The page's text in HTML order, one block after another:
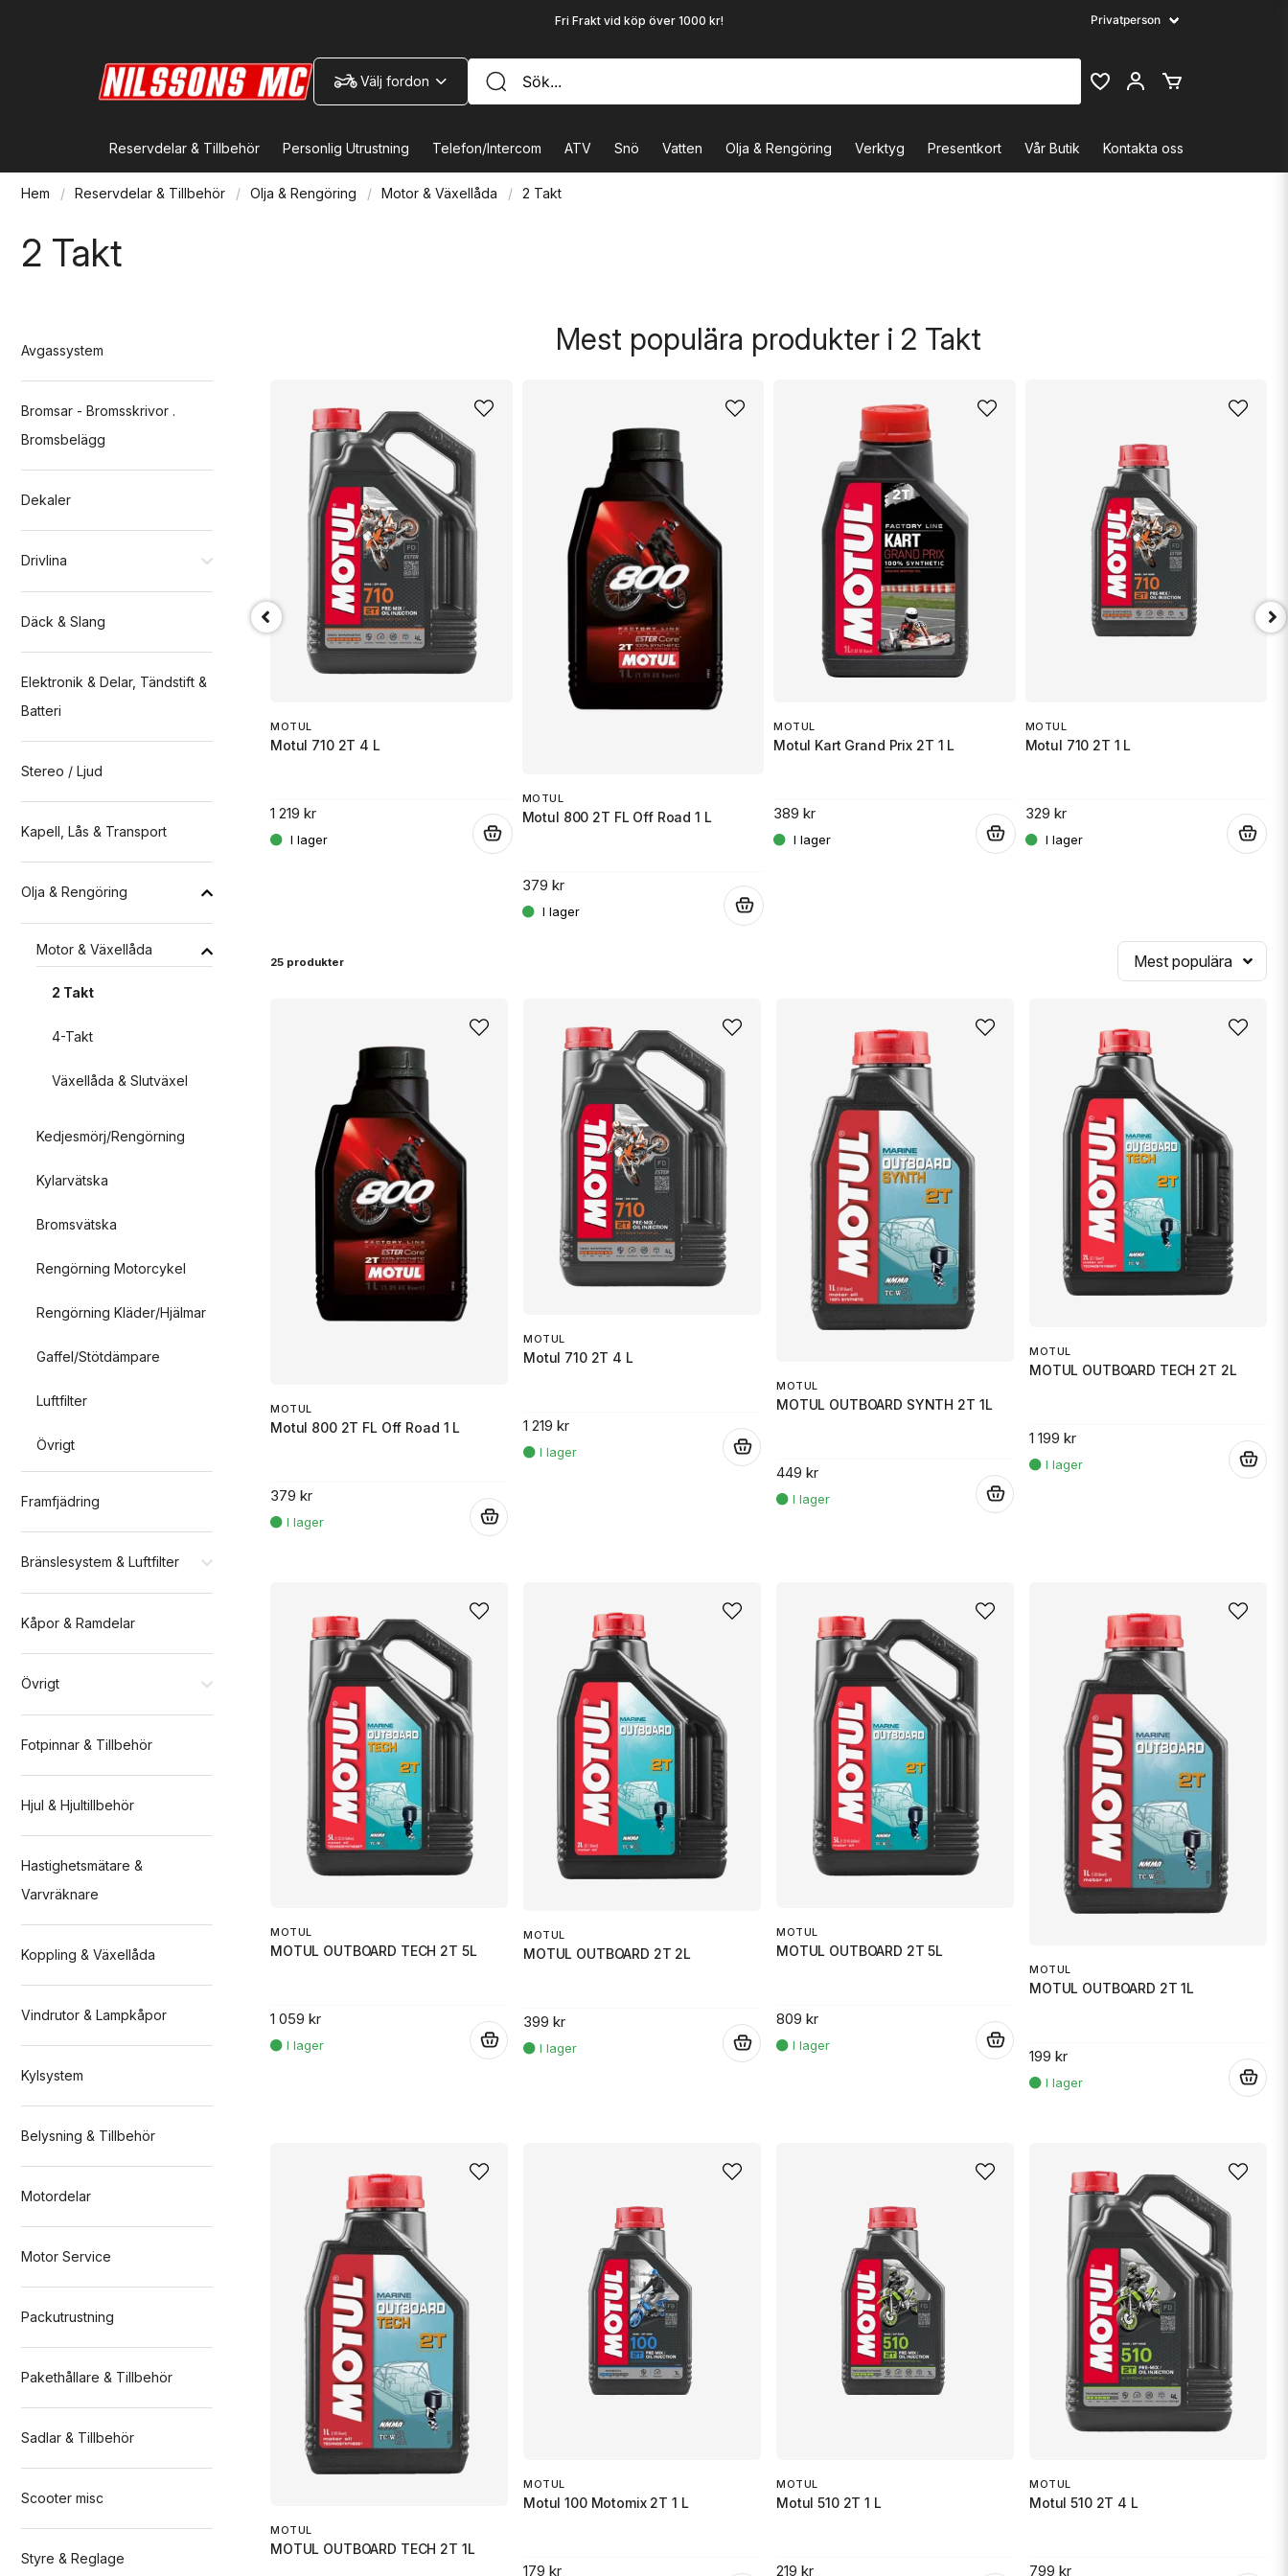
Fri Frakt vid köp över 1000 kr!
Välj fordon
Reservdelar & Tillbehör Personlig Utrustning Telefon/Intercom ATV Snö Vatten Olja & Rengöring Verktyg Presentkort Vår Butik Kontakta oss
Hem Reservdelar & Tillbehör Olja & Rengöring Motor & Växellåda 2 Takt
2 Takt
Avgassystem
Bromsar - Bromsskrivor .
Bromsbelägg
Dekaler
Drivlina
Däck & Slang
Elektronik & Delar, Tändstift &
Batteri
Stereo / Ljud
Kapell, Lås & Transport
Olja & Rengöring
Motor & Växellåda
2 Takt
4-Takt
Växellåda & Slutväxel
Kedjesmörj/Rengörning
Kylarvätska
Bromsvätska
Rengörning Motorcykel
Rengörning Kläder/Hjälmar
Gaffel/Stötdämpare
Luftfilter
Övrigt
Framfjädring
Bränslesystem & Luftfilter
Kåpor & Ramdelar
Övrigt
Fotpinnar & Tillbehör
Hjul & Hjultillbehör
Hastighetsmätare &
Varvräknare
Koppling & Växellåda
Vindrutor & Lampkåpor
Kylsystem
Belysning & Tillbehör
Motordelar
Motor Service
Packutrustning
Pakethållare & Tillbehör
Sadlar & Tillbehör
Scooter misc
Styre & Reglage
Mest populära produkter i 2 Takt
MOTUL
1 199 kr
MOTUL
Motul 710 2T 4 L
1 219 kr
MOTUL
Motul 800 2T FL Off Road 1 L
379 kr
MOTUL
Motul Kart Grand Prix 2T 1 L
389 kr
MOTUL
Motul 710 2T 1 L
329 kr
25 produkter Mest populära
MOTUL
Motul 800 2T FL Off Road 1 L
379 kr
MOTUL
Motul 710 2T 4 L
1 219 kr
MOTUL
MOTUL OUTBOARD SYNTH 2T 1L
449 kr
MOTUL
MOTUL OUTBOARD TECH 2T 2L
1 199 kr
MOTUL
MOTUL OUTBOARD TECH 2T 5L
1 059 kr
MOTUL
MOTUL OUTBOARD 2T 2L
399 kr
MOTUL
MOTUL OUTBOARD 2T 5L
809 kr
MOTUL
MOTUL OUTBOARD 2T 1L
199 kr
MOTUL
MOTUL OUTBOARD TECH 2T 1L
MOTUL
Motul 100 Motomix 2T 1 L
179 kr
MOTUL
Motul 510 2T 1 L
219 kr
MOTUL
Motul 510 2T 4 L
799 kr